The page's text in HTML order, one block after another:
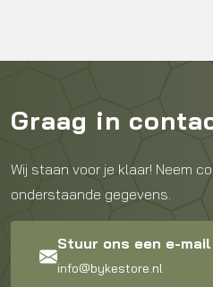
Graag in
Wij staan voor je klaar! Neem
onderstaande gegevens.
Stuur ons een e-mail
info@bykestore.nl